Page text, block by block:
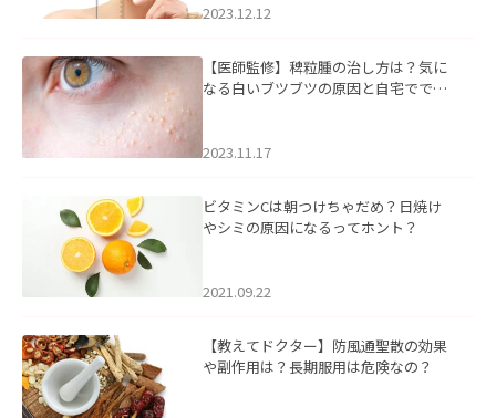
2023.12.12
【医師監修】稗粒腫の治し方は？気に
なる白いブツブツの原因と自宅ででき
2023.11.17
ビタミンCは朝つけちゃだめ？日焼け
やシミの原因になるってホント？
2021.09.22
【教えてドクター】防風通聖散の効果
や副作用は？長期服用は危険なの？